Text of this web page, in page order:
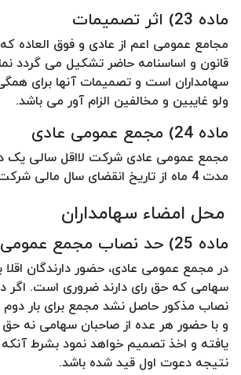
ماده 23) اثر تصمیمات
مجامع عمومی اعم از عادی و فوق العاده
قانون و اساسنامه حاضر تشکیل می گردد
سهامداران است و تصمیمات آنها برای
ولو غایبین و مخالفین الزام آور می باشد.
ماده 24) مجمع عمومی عادی
مجمع عمومی عادی شرکت لااقل سالی یک
مدت 4 ماه از تاریخ انقضای سال مالی شرکت منعقد می گردد.
محل امضاء سهامداران
ماده 25) حد نصاب مجمع عمومی عادی
در مجمع عمومی عادی، حضور دارندگان
سهامی که حق رای دارند ضروری است. اگر
نصاب مذکور حاصل نشد مجمع برای بار
و با حضور هر عده از صاحبان سهامی نه حق
یافته و اخذ تصمیم خواهد نمود بشرط
نتیجه دعوت اول قید شده باشد.